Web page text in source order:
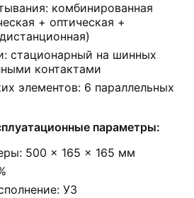
комбинированная
+ оптическая +
стационарный на шинных
контактами
элементов: 6 параллельных
параметры:
500 × 165 × 165 мм
У3